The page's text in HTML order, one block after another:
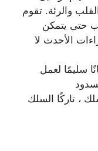
والرئة. تقوم
حتى يتمكن
الأحدث لا
سليمًا لعمل
، تاركًا السلك